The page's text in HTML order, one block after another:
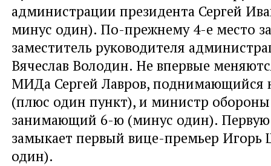
администрации президента Сергей
минус один). По-прежнему 4-е место
заместитель руководителя
Вячеслав Володин. Не впервые
МИДа Сергей Лавров, поднимающийся
(плюс один пункт), и министр
занимающий 6-ю (минус один). Первую
замыкает первый вице-премьер Игорь
один).